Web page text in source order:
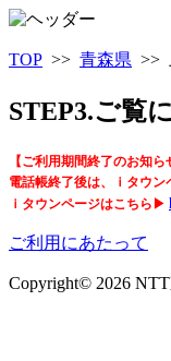
TOP >> 青森県 >>
STEP3.ご覧
【ご利用期間終了のお知
電話帳終了後は、ｉタウン
ｉタウンページはこちら▶
ご利用にあたって
Copyright© 2026